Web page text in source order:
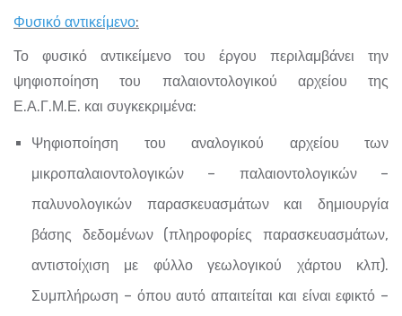
Φυσικό αντικείμενο:
Το φυσικό αντικείμενο του έργου περιλαμβάνει την
ψηφιοποίηση του παλαιοντολογικού αρχείου της
Ε.Α.Γ.Μ.Ε. και συγκεκριμένα:
Ψηφιοποίηση του αναλογικού αρχείου των
μικροπαλαιοντολογικών – παλαιοντολογικών –
παλυνολογικών παρασκευασμάτων και δημιουργία
βάσης δεδομένων (πληροφορίες παρασκευασμάτων,
αντιστοίχιση με φύλλο γεωλογικού χάρτου κλπ).
Συμπλήρωση – όπου αυτό απαιτείται και είναι εφικτό –